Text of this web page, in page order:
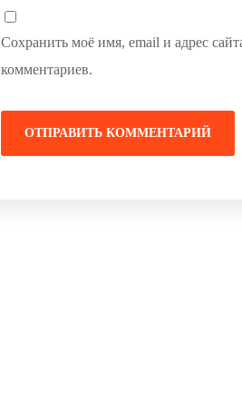
Сохранить моё имя, email и адрес
комментариев.